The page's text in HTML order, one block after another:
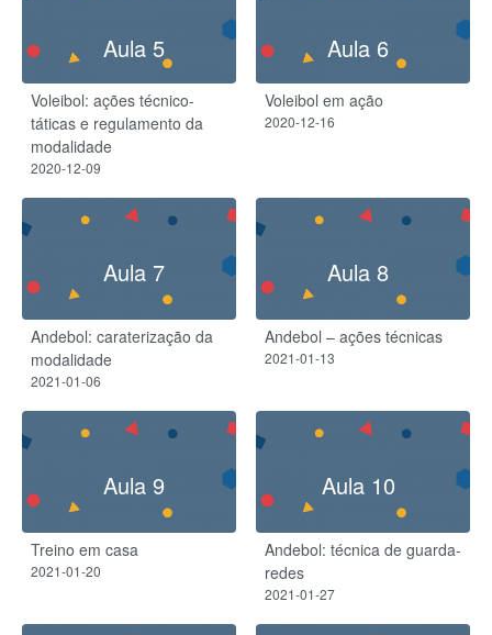
Aula 5
Voleibol: ações técnico-
táticas e regulamento da
modalidade
2020-12-09
Aula 6
Voleibol em ação
2020-12-16
Aula 7
Andebol: caraterização da
modalidade
2021-01-06
Aula 8
Andebol – ações técnicas
2021-01-13
Aula 9
Treino em casa
2021-01-20
Aula 10
Andebol: técnica de guarda-
redes
2021-01-27